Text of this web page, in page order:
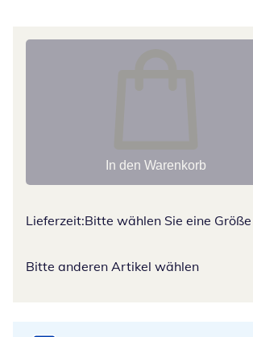
In den Warenkorb
Lieferzeit:Bitte wählen Sie eine Größe
Bitte anderen Artikel wählen